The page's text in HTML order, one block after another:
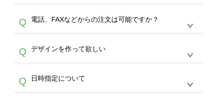
デザインの作成から決済まで完了できます。
30枚以上やシルク印刷など、大口注文の場合
は、サポートが担当するエコバッグコンシェル
やタンブラーコンシェルをご利用ください。製
作する数量が多ければ多いほど、オンデマンド
サービスよりも低価格で製作することが可能で
す。
A
ドできるデータ形式は、JPG / PNG / AI / PSD /
PDF 形式になります。データの最大サイズ
写真などもアップロード可能です。使用できな
い画像はエラーになります。（※ Illustratorか
らの直接入稿には対応していません。AIで保存
し、デザインツールからアップロードして下さ
い）
Q 電話、FAXなどからの注文は可能ですか？
A
文のみ受け付けております。30個以上のご製
作をお考えの方は、サポートが担当するエコバ
スをご利用頂ければ、電話やFAX、メールなど
でご注文が可能です。
Q デザインを作って欲しい
A
を作って欲しい。などの場合は、製作数量が
30個以上であれば、サポート担当が、デザイ
Q 日時指定について